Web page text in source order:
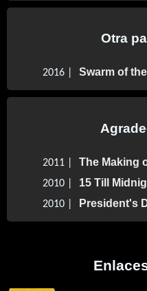
Otra
2016 | Swarm of
2011 | The Making
2010 | 15 Till
2010 | President's